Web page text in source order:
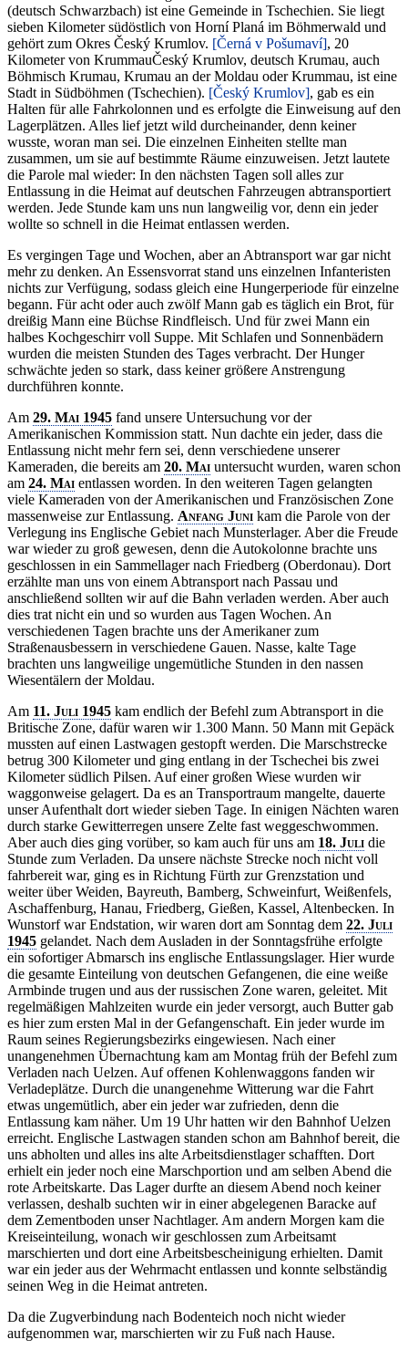
(deutsch Schwarzbach) ist eine Gemeinde in Tschechien. Sie liegt
sieben Kilometer südöstlich von Horní Planá im Böhmerwald und
gehört zum Okres Český Krumlov. Černá v Pošumaví , 20
Kilometer von KrummauČeský Krumlov, deutsch Krumau, auch
Böhmisch Krumau, Krumau an der Moldau oder Krummau, ist eine
Stadt in Südböhmen (Tschechien). Český Krumlov , gab es ein
Halten für alle Fahrkolonnen und es erfolgte die Einweisung auf den
Lagerplätzen. Alles lief jetzt wild durcheinander, denn keiner
wusste, woran man sei. Die einzelnen Einheiten stellte man
zusammen, um sie auf bestimmte Räume einzuweisen. Jetzt lautete
die Parole mal wieder: In den nächsten Tagen soll alles zur
Entlassung in die Heimat auf deutschen Fahrzeugen abtransportiert
werden. Jede Stunde kam uns nun langweilig vor, denn ein jeder
wollte so schnell in die Heimat entlassen werden.
Es vergingen Tage und Wochen, aber an Abtransport war gar nicht
mehr zu denken. An Essensvorrat stand uns einzelnen Infanteristen
nichts zur Verfügung, sodass gleich eine Hungerperiode für einzelne
begann. Für acht oder auch zwölf Mann gab es täglich ein Brot, für
dreißig Mann eine Büchse Rindfleisch. Und für zwei Mann ein
halbes Kochgeschirr voll Suppe. Mit Schlafen und Sonnenbädern
wurden die meisten Stunden des Tages verbracht. Der Hunger
schwächte jeden so stark, dass keiner größere Anstrengung
durchführen konnte.
Am 29. Mai 1945 fand unsere Untersuchung vor der
Amerikanischen Kommission statt. Nun dachte ein jeder, dass die
Entlassung nicht mehr fern sei, denn verschiedene unserer
Kameraden, die bereits am 20. Mai untersucht wurden, waren schon
am 24. Mai entlassen worden. In den weiteren Tagen gelangten
viele Kameraden von der Amerikanischen und Französischen Zone
massenweise zur Entlassung. Anfang Juni kam die Parole von der
Verlegung ins Englische Gebiet nach Munsterlager. Aber die Freude
war wieder zu groß gewesen, denn die Autokolonne brachte uns
geschlossen in ein Sammellager nach Friedberg (Oberdonau). Dort
erzählte man uns von einem Abtransport nach Passau und
anschließend sollten wir auf die Bahn verladen werden. Aber auch
dies trat nicht ein und so wurden aus Tagen Wochen. An
verschiedenen Tagen brachte uns der Amerikaner zum
Straßenausbessern in verschiedene Gauen. Nasse, kalte Tage
brachten uns langweilige ungemütliche Stunden in den nassen
Wiesentälern der Moldau.
Am 11. Juli 1945 kam endlich der Befehl zum Abtransport in die
Britische Zone, dafür waren wir 1.300 Mann. 50 Mann mit Gepäck
mussten auf einen Lastwagen gestopft werden. Die Marschstrecke
betrug 300 Kilometer und ging entlang in der Tschechei bis zwei
Kilometer südlich Pilsen. Auf einer großen Wiese wurden wir
waggonweise gelagert. Da es an Transportraum mangelte, dauerte
unser Aufenthalt dort wieder sieben Tage. In einigen Nächten waren
durch starke Gewitterregen unsere Zelte fast weggeschwommen.
Aber auch dies ging vorüber, so kam auch für uns am 18. Juli die
Stunde zum Verladen. Da unsere nächste Strecke noch nicht voll
fahrbereit war, ging es in Richtung Fürth zur Grenzstation und
weiter über Weiden, Bayreuth, Bamberg, Schweinfurt, Weißenfels,
Aschaffenburg, Hanau, Friedberg, Gießen, Kassel, Altenbecken. In
Wunstorf war Endstation, wir waren dort am Sonntag dem 22. Juli
1945 gelandet. Nach dem Ausladen in der Sonntagsfrühe erfolgte
ein sofortiger Abmarsch ins englische Entlassungslager. Hier wurde
die gesamte Einteilung von deutschen Gefangenen, die eine weiße
Armbinde trugen und aus der russischen Zone waren, geleitet. Mit
regelmäßigen Mahlzeiten wurde ein jeder versorgt, auch Butter gab
es hier zum ersten Mal in der Gefangenschaft. Ein jeder wurde im
Raum seines Regierungsbezirks eingewiesen. Nach einer
unangenehmen Übernachtung kam am Montag früh der Befehl zum
Verladen nach Uelzen. Auf offenen Kohlenwaggons fanden wir
Verladeplätze. Durch die unangenehme Witterung war die Fahrt
etwas ungemütlich, aber ein jeder war zufrieden, denn die
Entlassung kam näher. Um 19 Uhr hatten wir den Bahnhof Uelzen
erreicht. Englische Lastwagen standen schon am Bahnhof bereit, die
uns abholten und alles ins alte Arbeitsdienstlager schafften. Dort
erhielt ein jeder noch eine Marschportion und am selben Abend die
rote Arbeitskarte. Das Lager durfte an diesem Abend noch keiner
verlassen, deshalb suchten wir in einer abgelegenen Baracke auf
dem Zementboden unser Nachtlager. Am andern Morgen kam die
Kreiseinteilung, wonach wir geschlossen zum Arbeitsamt
marschierten und dort eine Arbeitsbescheinigung erhielten. Damit
war ein jeder aus der Wehrmacht entlassen und konnte selbständig
seinen Weg in die Heimat antreten.
Da die Zugverbindung nach Bodenteich noch nicht wieder
aufgenommen war, marschierten wir zu Fuß nach Hause.